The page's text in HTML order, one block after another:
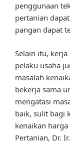
penggunaan
pertanian
pangan dapat
Selain itu,
pelaku usaha
masalah
bekerja sama
mengatasi
baik, sulit bagi
kenaikan
Pertanian, Dr.